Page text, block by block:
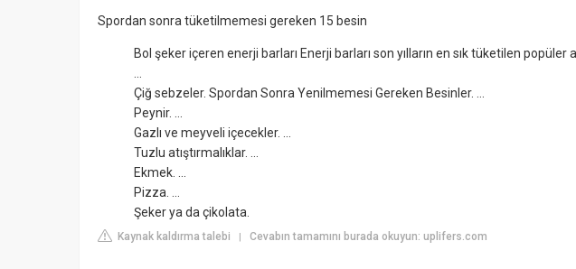
Spordan sonra tüketilmemesi gereken 15 besin
Bol şeker içeren enerji barları Enerji barları son yılların en sık tüketilen popüler
Çiğ sebzeler. Spordan Sonra Yenilmemesi Gereken Besinler. ...
Peynir. ...
Gazlı ve meyveli içecekler. ...
Tuzlu atıştırmalıklar. ...
Ekmek. ...
Pizza. ...
Şeker ya da çikolata.
Kaynak kaldırma talebi | Cevabın tamamını burada okuyun: uplifers.com